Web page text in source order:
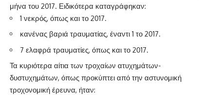
μήνα του 2017. Ειδικότερα καταγράφηκαν:
1 νεκρός, όπως και το 2017.
κανένας βαριά τραυματίας, έναντι 1 το 2017.
7 ελαφρά τραυματίες, όπως και το 2017.
Τα κυριότερα αίτια των τροχαίων ατυχημάτων-
δυστυχημάτων, όπως προκύπτει από την αστυνομική
τροχονομική έρευνα, ήταν: